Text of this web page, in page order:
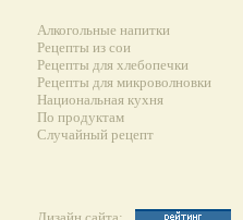
Алкогольные напитки
Рецепты из сои
Рецепты для хлебопечки
Рецепты для микроволновки
Национальная кухня
По продуктам
Случайный рецепт